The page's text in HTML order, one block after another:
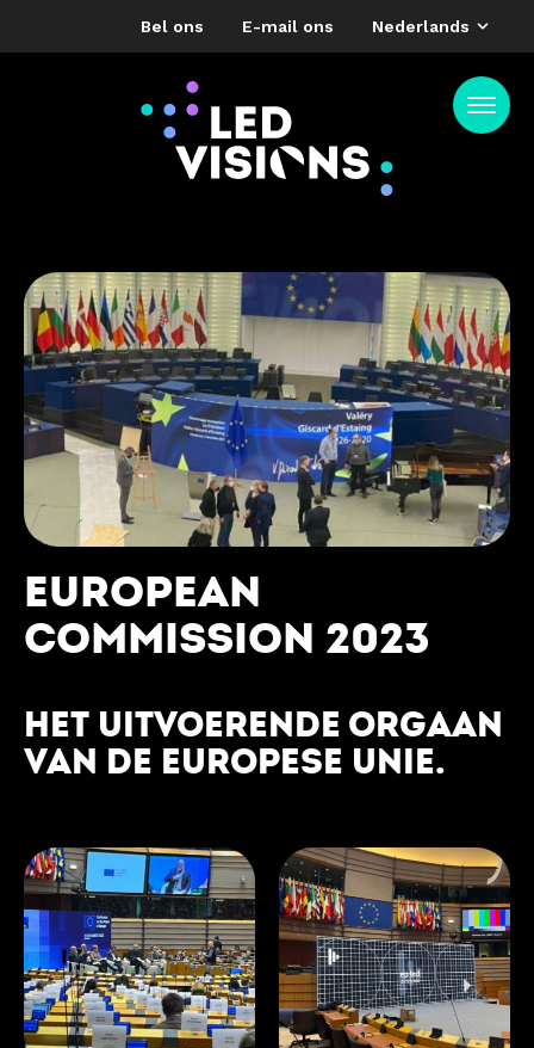
Bel ons E-mail ons Nederlands
EUROPEAN
COMMISSION 2023
HET UITVOERENDE ORGAAN
VAN DE EUROPESE UNIE.